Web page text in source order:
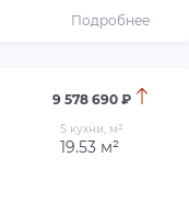
Подробнее
9 578 690 ₽
S кухни, м²
19.53 м²